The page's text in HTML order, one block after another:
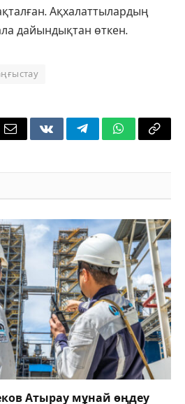
Ақхалаттылардың
дайындықтан өткен.
Email VKontakteTelegramWhatsApp
Copy
Атырау мұнай өңдеу